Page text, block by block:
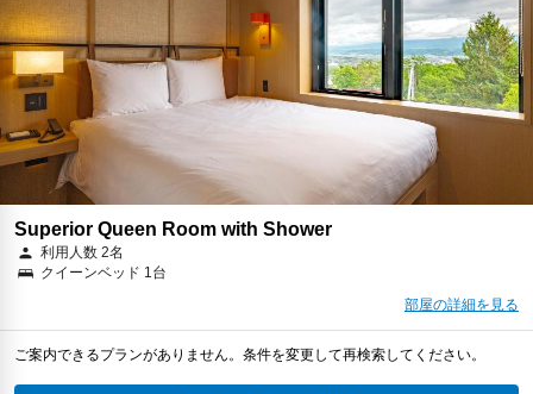
Superior Queen Room with Shower
利用人数 2名
クイーンベッド 1台
部屋の詳細を見る
ご案内できるプランがありません。条件を変更して再検索してください。